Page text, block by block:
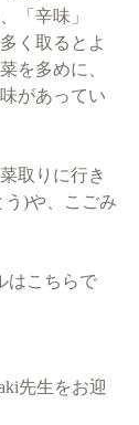
「辛味」
く取るとよ
を多めに、
があってい
取りに行き
う)や、こごみ
はこちらで
先生をお迎